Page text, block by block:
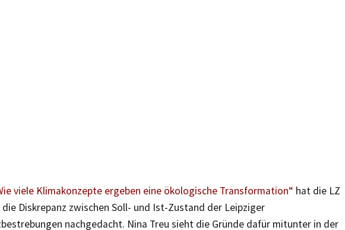
viele Klimakonzepte ergeben eine ökologische Transformation“ hat die LZ
Diskrepanz zwischen Soll- und Ist-Zustand der Leipziger
nachgedacht. Nina Treu sieht die Gründe dafür mitunter in der